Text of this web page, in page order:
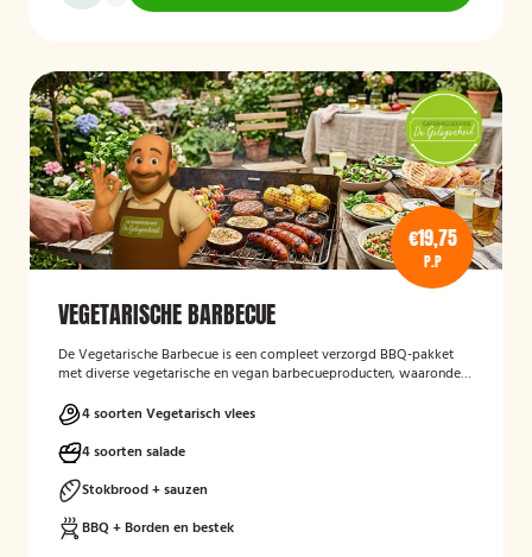
€19,75
P.P
VEGETARISCHE BARBECUE
De Vegetarische Barbecue is een compleet verzorgd BBQ-pakket
met diverse vegetarische en vegan barbecueproducten, waaronder
garnalenalternatief en groenteburger. Het arrangement wordt
aangevuld met verschillende salades, sauzen, vers afgebakken
stokbrood en kruidenboter. De barbecue, borden en het bestek zijn
inbegrepen, en de cateringservice verzorgt zowel de bezorging als
het ophalen van de materialen.
4 soorten Vegetarisch vlees
4 soorten salade
Stokbrood + sauzen
BBQ + Borden en bestek